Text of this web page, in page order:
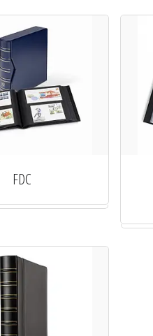
FDC